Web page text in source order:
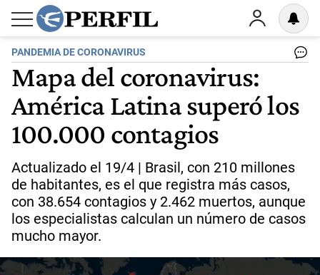
PANDEMIA DE CORONAVIRUS
Mapa del coronavirus:
América Latina superó los
100.000 contagios
Actualizado el 19/4 | Brasil, con 210 millones
de habitantes, es el que registra más casos,
con 38.654 contagios y 2.462 muertos, aunque
los especialistas calculan un número de casos
mucho mayor.